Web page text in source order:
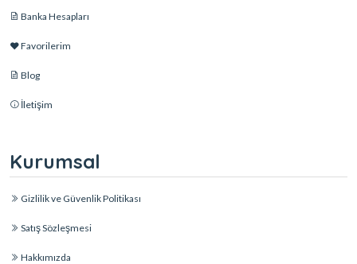
Banka Hesapları
Favorilerim
Blog
İletişim
Kurumsal
Gizlilik ve Güvenlik Politikası
Satış Sözleşmesi
Hakkımızda